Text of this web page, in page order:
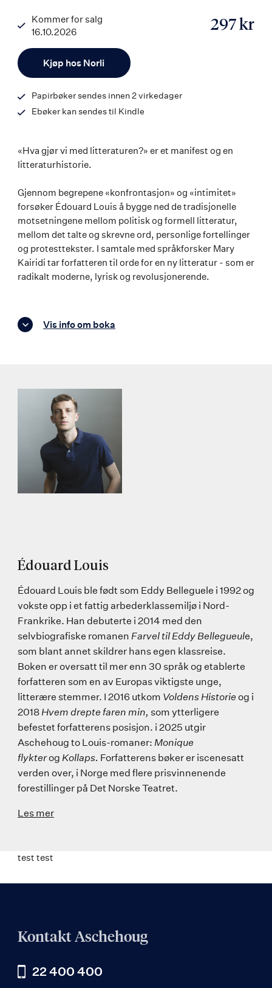
Kjøp hos Norli
297 kr
Kommer for salg
16.10.2026
9788203463440
Papirbøker sendes innen 2 virkedager
Ebøker kan sendes til Kindle
«Hva gjør vi med litteraturen?» er et manifest og en
litteraturhistorie.
Gjennom begrepene «konfrontasjon» og «intimitet»
forsøker Édouard Louis å bygge ned de tradisjonelle
motsetningene mellom politisk og formell litteratur,
mellom det talte og skrevne ord, personlige fortellinger
og protesttekster. I samtale med språkforsker Mary
Kairidi tar forfatteren til orde for en ny litteratur - som er
radikalt moderne, lyrisk og revolusjonerende.
Vis info om boka
Édouard Louis
Édouard Louis ble født som Eddy Belleguele i 1992 og
vokste opp i et fattig arbederklassemiljø i Nord-
Frankrike. Han debuterte i 2014 med den
selvbiografiske romanen Farvel til Eddy Bellegueule,
som blant annet skildrer hans egen klassreise.
Boken er oversatt til mer enn 30 språk og etablerte
forfatteren som en av Europas viktigste unge,
litterære stemmer. I 2016 utkom Voldens Historieog i
2018 Hvem drepte faren min, som ytterligere
befestet forfatterens posisjon. i 2025 utgir
Aschehoug to Louis-romaner: Monique
flykterog Kollaps. Forfatterens bøker er iscenesatt
verden over, i Norge med flere prisvinnenende
forestillinger på Det Norske Teatret.
Les mer
test test
Kontakt Aschehoug
22 400 400